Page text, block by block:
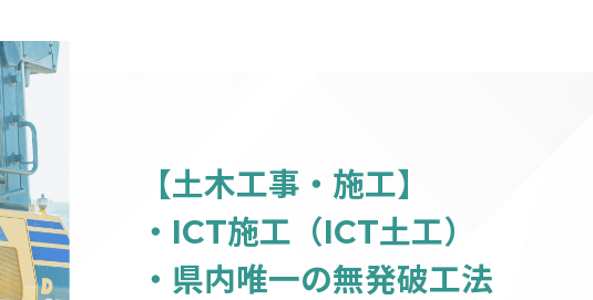
【土木工事・施工】
・ICT施工（ICT土工）
・県内唯一の無発破工法